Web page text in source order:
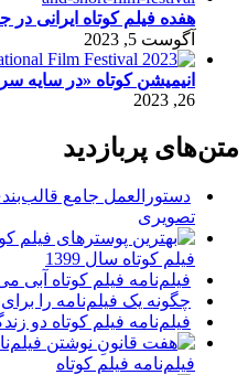
هفده فیلم کوتاه ایرانی در
آگوست 5, 2023
انیمیشن کوتاه «در سایه
26, 2023
متن‌های پربازدید
دستورالعمل جامع
تصویری
فیلم کوتاه سال 1399
فیلم‌نامه فیلم کوتاه آبی
چگونه یک فیلم‌نامه را برای
فیلم‌نامه فیلم کوتاه دو
فیلم‌نامه فیلم کوتاه